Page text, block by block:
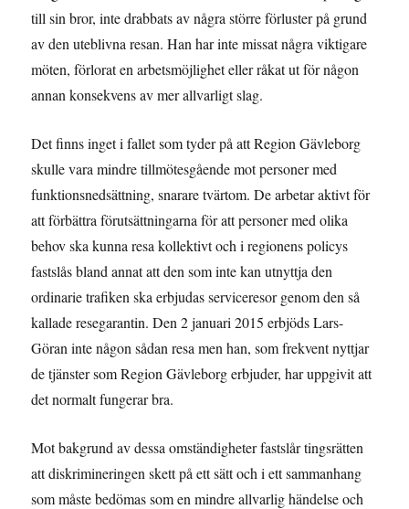
till sin bror, inte drabbats av några större förluster på grund
av den uteblivna resan. Han har inte missat några viktigare
möten, förlorat en arbetsmöjlighet eller råkat ut för någon
annan konsekvens av mer allvarligt slag.
Det finns inget i fallet som tyder på att Region Gävleborg
skulle vara mindre tillmötesgående mot personer med
funktionsnedsättning, snarare tvärtom. De arbetar aktivt för
att förbättra förutsättningarna för att personer med olika
behov ska kunna resa kollektivt och i regionens policys
fastslås bland annat att den som inte kan utnyttja den
ordinarie trafiken ska erbjudas serviceresor genom den så
kallade resegarantin. Den 2 januari 2015 erbjöds Lars-
Göran inte någon sådan resa men han, som frekvent nyttjar
de tjänster som Region Gävleborg erbjuder, har uppgivit att
det normalt fungerar bra.
Mot bakgrund av dessa omständigheter fastslår tingsrätten
att diskrimineringen skett på ett sätt och i ett sammanhang
som måste bedömas som en mindre allvarlig händelse och